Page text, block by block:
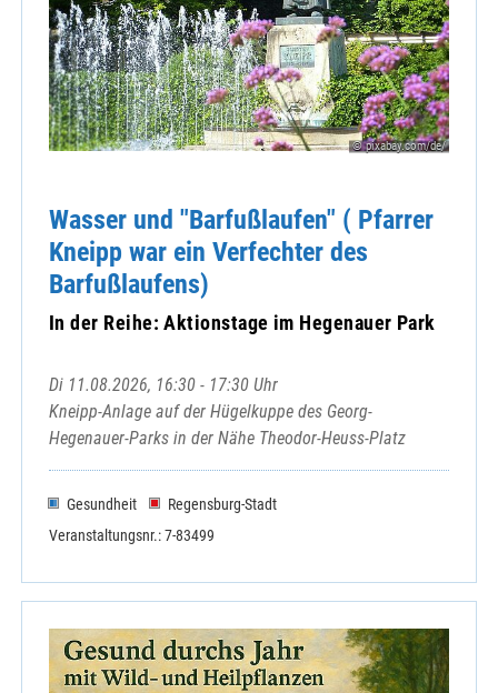
© pixabay.com/de/
Wasser und "Barfußlaufen" ( Pfarrer
Kneipp war ein Verfechter des
Barfußlaufens)
In der Reihe: Aktionstage im Hegenauer Park
Di 11.08.2026, 16:30 - 17:30 Uhr
Kneipp-Anlage auf der Hügelkuppe des Georg-
Hegenauer-Parks in der Nähe Theodor-Heuss-Platz
Gesundheit
Regensburg-Stadt
Veranstaltungsnr.: 7-83499